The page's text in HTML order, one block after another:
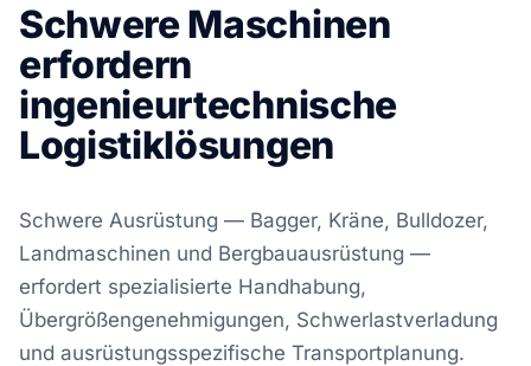
Schwere Maschinen
erfordern
ingenieurtechnische
Logistiklösungen
Schwere Ausrüstung — Bagger, Kräne, Bulldozer,
Landmaschinen und Bergbauausrüstung —
erfordert spezialisierte Handhabung,
Übergrößengenehmigungen, Schwerlastverladung
und ausrüstungsspezifische Transportplanung.